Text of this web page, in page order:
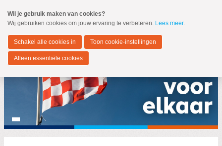
naar
Spring
de
inhoud
Spring
naar
hoofdmenu
Noord-Brabant
MENU
Wil je gebruik maken van cookies?
Wij gebruiken cookies om jouw ervaring te verbeteren. Lees meer.
Schakel alle cookies in Toon cookie-instellingen
Alleen essentiële cookies